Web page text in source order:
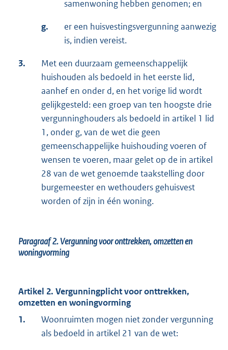
samenwoning hebben genomen; en
g.
er een huisvestingsvergunning aanwezig
is, indien vereist.
3.
Met een duurzaam gemeenschappelijk
huishouden als bedoeld in het eerste lid,
aanhef en onder d, en het vorige lid wordt
gelijkgesteld: een groep van ten hoogste drie
vergunninghouders als bedoeld in artikel 1 lid
1, onder g, van de wet die geen
gemeenschappelijke huishouding voeren of
wensen te voeren, maar gelet op de in artikel
28 van de wet genoemde taakstelling door
burgemeester en wethouders gehuisvest
worden of zijn in één woning.
Paragraaf 2.Vergunning voor onttrekken, omzetten en
woningvorming
Artikel 2. Vergunningplicht voor onttrekken,
omzetten en woningvorming
1.
Woonruimten mogen niet zonder vergunning
als bedoeld in artikel 21 van de wet: